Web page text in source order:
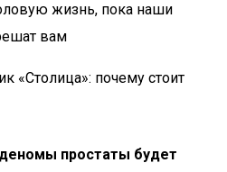
жизнь, пока наши
вам
«Столица»: почему стоит
простаты будет